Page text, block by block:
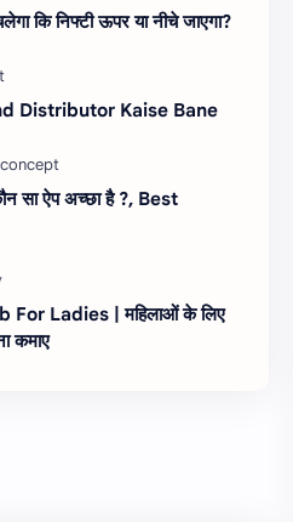
कि निफ्टी ऊपर या नीचे जाएगा?
Distributor Kaise Bane
सा ऐप अच्छा है ?, Best
Ladies | महिलाओं के लिए
कमाए